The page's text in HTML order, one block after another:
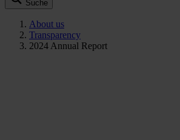
Suche
About us
Transparency
2024 Annual Report